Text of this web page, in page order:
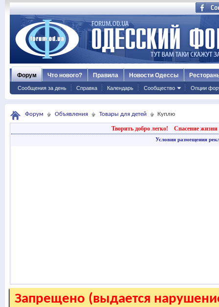
Форум
Сообщения за день Справка Календарь Сообщество Опции
Что нового? Правила Новости Одессы
Форум Объявления Товары для детей Куплю
Творить добро легко! Спасение жизни
Условия размещения
Запрещено (выдается